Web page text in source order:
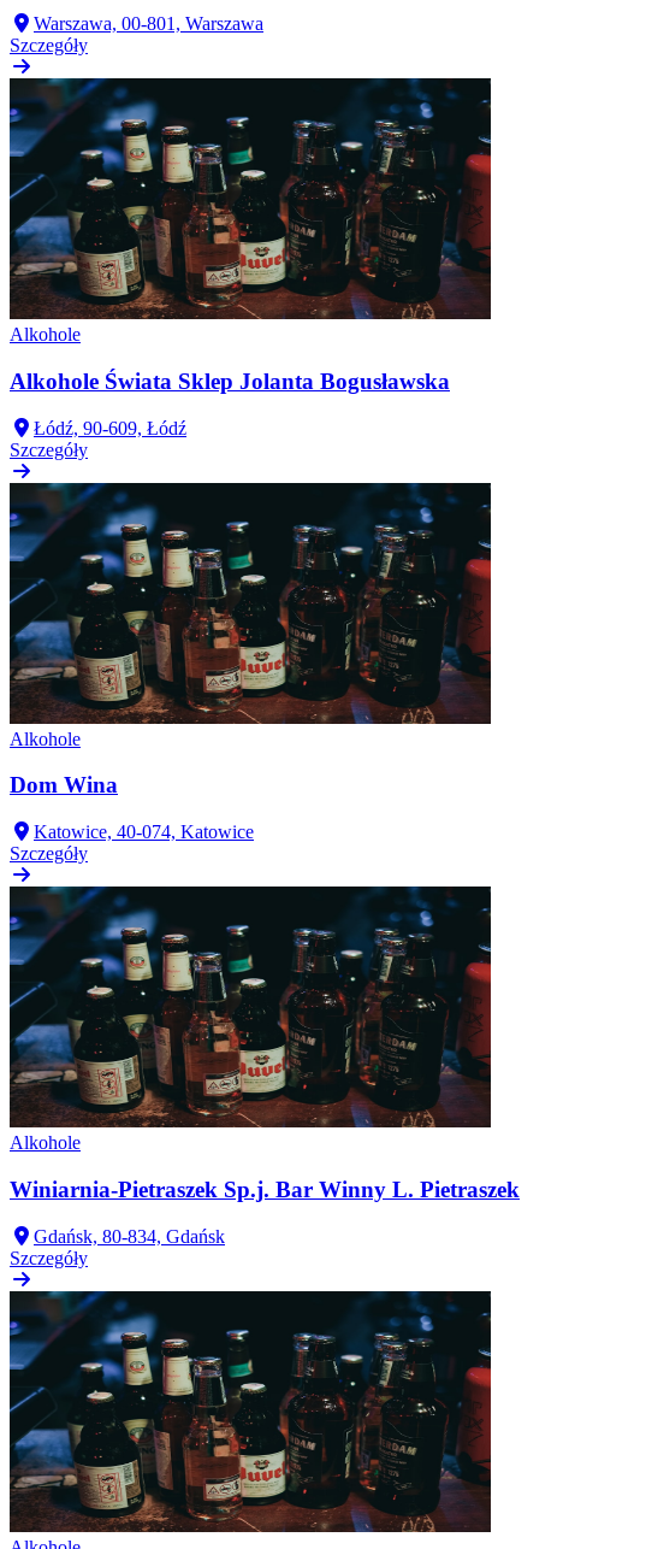
Warszawa, 00-801, Warszawa
Szczegóły
Alkohole
Alkohole Świata Sklep Jolanta Bogusławska
Łódź, 90-609, Łódź
Szczegóły
Alkohole
Dom Wina
Katowice, 40-074, Katowice
Szczegóły
Alkohole
Winiarnia-Pietraszek Sp.j. Bar Winny L. Pietraszek
Gdańsk, 80-834, Gdańsk
Szczegóły